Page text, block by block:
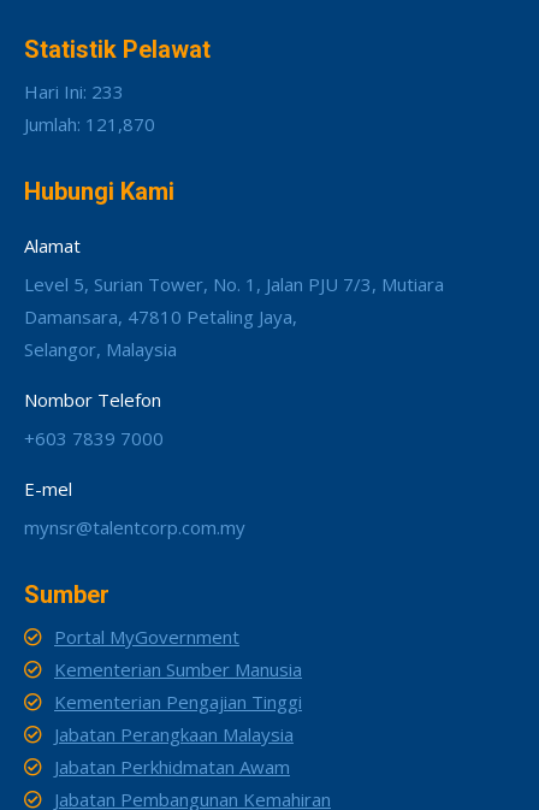
Statistik Pelawat
Hari Ini: 233
Jumlah: 121,870
Hubungi Kami
Alamat
Level 5, Surian Tower, No. 1, Jalan PJU 7/3, Mutiara
Damansara, 47810 Petaling Jaya,
Selangor, Malaysia
Nombor Telefon
+603 7839 7000
E-mel
mynsr@talentcorp.com.my
Sumber
Portal MyGovernment
Kementerian Sumber Manusia
Kementerian Pengajian Tinggi
Jabatan Perangkaan Malaysia
Jabatan Perkhidmatan Awam
Jabatan Pembangunan Kemahiran